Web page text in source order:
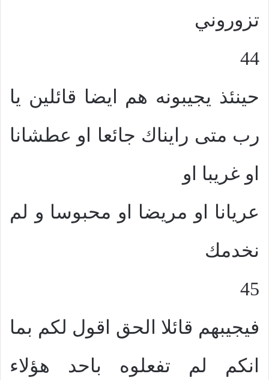
تزوروني
44
حينئذ يجيبونه هم ايضا قائلين يا
رب متى رايناك جائعا او عطشانا
او غريبا او
عريانا او مريضا او محبوسا و لم
نخدمك
45
فيجيبهم قائلا الحق اقول لكم بما
انكم لم تفعلوه باحد هؤلاء